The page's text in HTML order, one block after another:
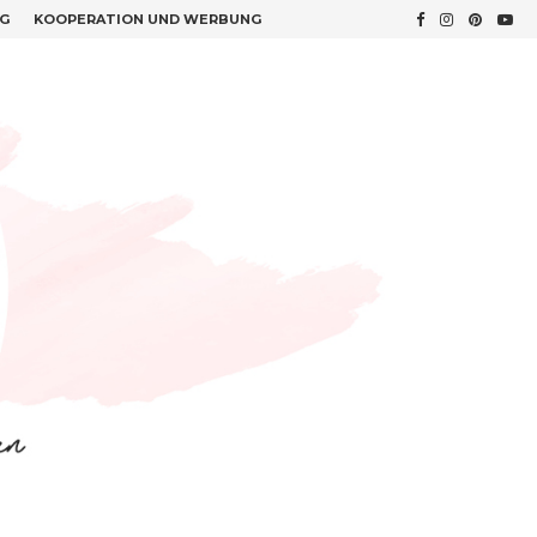
KOOPERATION UND WERBUNG